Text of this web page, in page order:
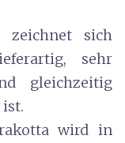
zeichnet sich
sehr
gleichzeitig
wird in